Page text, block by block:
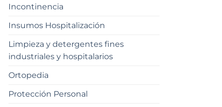
Incontinencia
Insumos Hospitalización
Limpieza y detergentes fines
industriales y hospitalarios
Ortopedia
Protección Personal